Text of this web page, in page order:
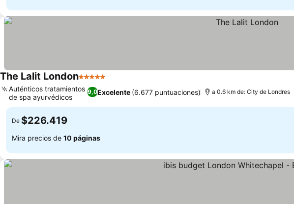
The Lalit London5 Estrellas
9,0Excelente (6.677 puntuaciones)
Auténticos tratamientos
de spa ayurvédicos
a 0.6 km de: City de Londres
De $226.419
Mira precios de 10 páginas